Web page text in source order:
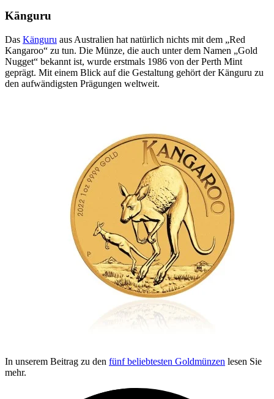
Känguru
Das Känguru aus Australien hat natürlich nichts mit dem „Red
Kangaroo“ zu tun. Die Münze, die auch unter dem Namen „Gold
Nugget“ bekannt ist, wurde erstmals 1986 von der Perth Mint
geprägt. Mit einem Blick auf die Gestaltung gehört der Känguru zu
den aufwändigsten Prägungen weltweit.
In unserem Beitrag zu den fünf beliebtesten Goldmünzen lesen Sie
mehr.